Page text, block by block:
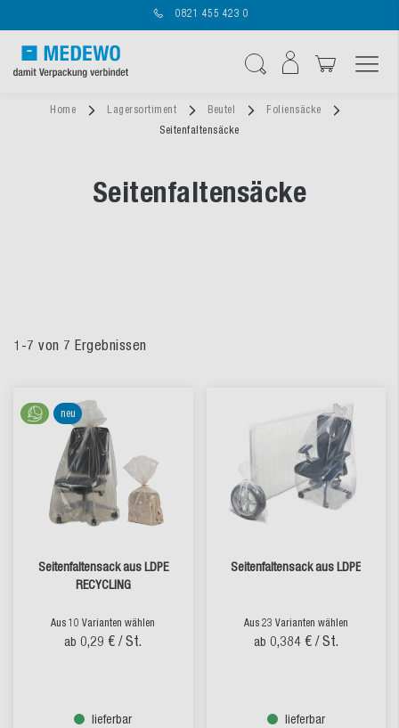
0821 455 423 0
Home Lagersortiment Beutel
Foliensäcke
Seitenfaltensäcke
Seitenfaltensäcke
1 -7 von 7 Ergebnissen
neu
Seitenfaltensack aus LDPE
RECYCLING
Aus 10 Varianten wählen
ab 0,29 € / St.
lieferbar
Seitenfaltensack aus LDPE
Aus 23 Varianten wählen
ab 0,384 € / St.
lieferbar